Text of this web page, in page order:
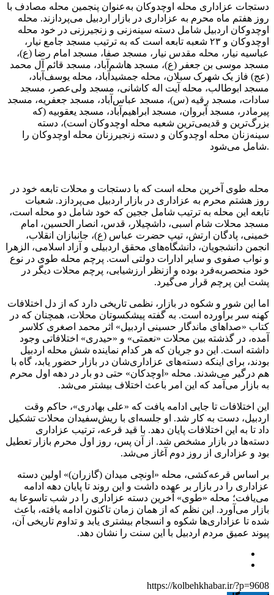
دستجات عزاداری محله اوچدوکان به‌عنوان پنجمین محله مصادف با
روز هفتم ماه محرم به عزاداری در بازار اردبیل می‌پردازند. محله
اوچدوکان و ۲۳ شعبه تابعه است که به ترتیب مسجد جامع نیار،
عباسیه نیار، محله مقدس نیار، مسجد صفا، مسجد امام رضا (ع)،
مسجد موسی بن جعفر (ع)، مسجد هاشم‌آباد، مسجد قائم آل محمد
(عج) فاز یک شهرک سبلان، محله جمشیدآباد، محله یوسف‌آباد،
مسجد ابوطالب، محله آیت اله کاشانی، مسجد ولی‌عصر، مسجد
سادات، مسجد رقیه (س)، مسجد عباس‌آباد، مسجد جعفریه، مسجد
پیرمادر، مسجد آبروان، مسجد ابراهیم‌آباد، مسجد یعقوبیه (که
بزرگ‌ترین و قدیمی‌ترین شعبه محله اوچدوکان است)، دسته
سینه‌زنان محله اوچدوکان و دسته زنجیرزنان محله اوچدوکان را
شامل می‌شود.
محله طوی آخرین محله است که با دستجات و محلات تابعه خود در
روز هشتم محرم به عزاداری در بازار اردبیل می‌پردازد. شعبات
تابعه این محله به ترتیب شامل ججین که خود شامل دو محله است،
مسجد محلات شام اسبی، داشچیلار، قدس، انصار الحسین، امام
خمینی، پادگان ارتش، تیپ حضرت عباس (ع)، جانبازان انقلاب،
انجمن دانشجویان، دانشگاه‌های محقق اردبیلی و آزاد اسلامی، الزهرا
و نواب صفوی و سایر ادارات دولتی است. پرچم محله طوی در نوع
خود منحصربه‌فرد بوده و ازنظر ارزشیابی، پرچم محلات دیگر در
پشت این پرچم قرار می‌گیرد.
اما این شور و شکوه در بازار، نظمی تاریخی دارد که از دل اختلافات
کهنه سر برآورده است. به گفته پیشکسوتان محلات، همچنان که در
کتاب «صداهای ماندگار حسینی اردبیل» اثر محمد اصغری کلاسر
آمده، در گذشته بین محلات «نعمتی» و «حیدری» اختلافاتی وجود
داشته است. این دو جریان که هر کدام نماینده شش محله اردبیل
بودند، برای اینکه دسته‌های عزاداری‌شان در بازار حضور یابد، گاه با
هم درگیر می‌شدند. محله «اوچدکان» حتی دو بار در دهه اول محرم
به بازار می‌آمد که این امر باعث اختلاف بیشتر می‌شد.
این اختلافات تا جایی ادامه یافت که «علی بهادری»، حاکم وقت
اردبیل، دست به کار شد. او جلسه‌ای با ریش‌سفیدان محلات تشکیل
داد تا به این اختلافات پایان دهد. با قید قرعه، ترتیب عزاداری
دسته‌ها در بازار مشخص شد. از آن پس، روز اول محرم بازار تعطیل
بود و عزاداری از روز دوم آغاز می‌شد.
بر اساس قرعه‌کشی، محله «اونچی میدان (گازران)» اولین دسته
عزاداری را در بازار بر عهده داشت و این روند تا پایان دهه ادامه
می‌یافت؛ محله «طوی» آخرین دسته عزاداری را در شب تاسوعا به
بازار می‌آورد. این نظم که از همان زمان تاکنون ادامه یافته، باعث
شده تا عزاداری‌ها شکوه و انسجام بیشتری یابد و تداوم تاریخی آن،
پیوند عمیق مردم اردبیل با این سنت را نشان دهد.
https://kolbehkhabar.ir/?p=9608